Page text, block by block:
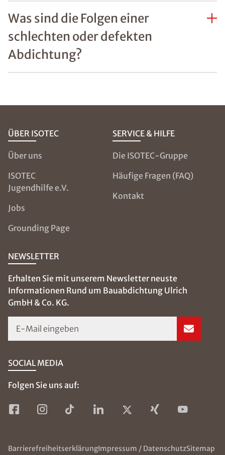
Was sind die Folgen einer
schlechten oder defekten
Abdichtung?
ÜBER ISOTEC
Über uns
ISOTEC
Jugendhilfe e.V.
Jobs
Grounding Page
SERVICE & HILFE
Die ISOTEC-Gruppe
Häufige Fragen (FAQ)
Kontakt
NEWSLETTER
Erhalten Sie mit unserem Newsletter neuste
Informationen Rund um Bauabdichtung Ulrich
GmbH & Co. KG.
E-Mail eingeben
SOCIAL MEDIA
Folgen Sie uns auf:
BarrierefreiheitserklärungImpressum / DatenschutzSitemap